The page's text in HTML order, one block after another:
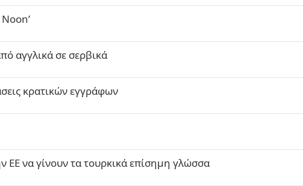
αγγλικά σε σερβικά
κρατικών εγγράφων
ΕΕ να γίνουν τα τουρκικά επίσημη γλώσσα